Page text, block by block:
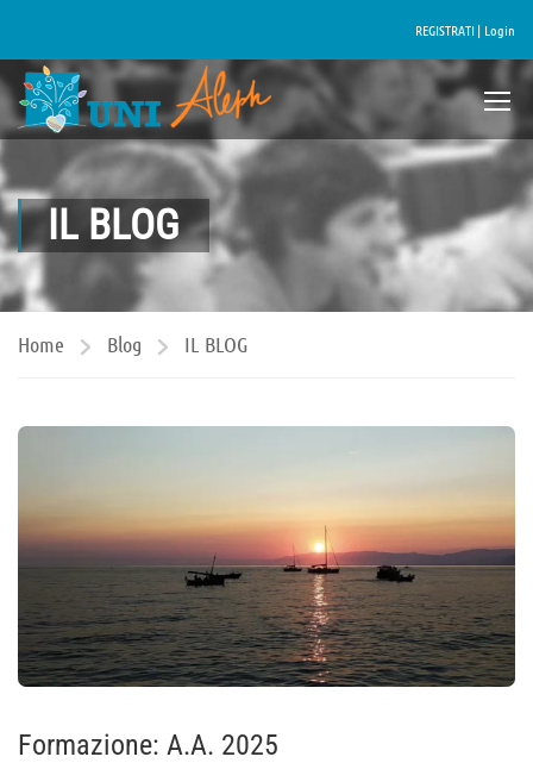
REGISTRATI | Login
IL BLOG
Home Blog IL BLOG
Formazione: A.A. 2025